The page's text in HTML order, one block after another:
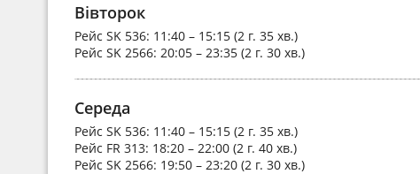
Вівторок
Рейс SK 536: 11:40 – 15:15 (2 г. 35 хв.)
Рейс SK 2566: 20:05 – 23:35 (2 г. 30 хв.)
Середа
Рейс SK 536: 11:40 – 15:15 (2 г. 35 хв.)
Рейс FR 313: 18:20 – 22:00 (2 г. 40 хв.)
Рейс SK 2566: 19:50 – 23:20 (2 г. 30 хв.)